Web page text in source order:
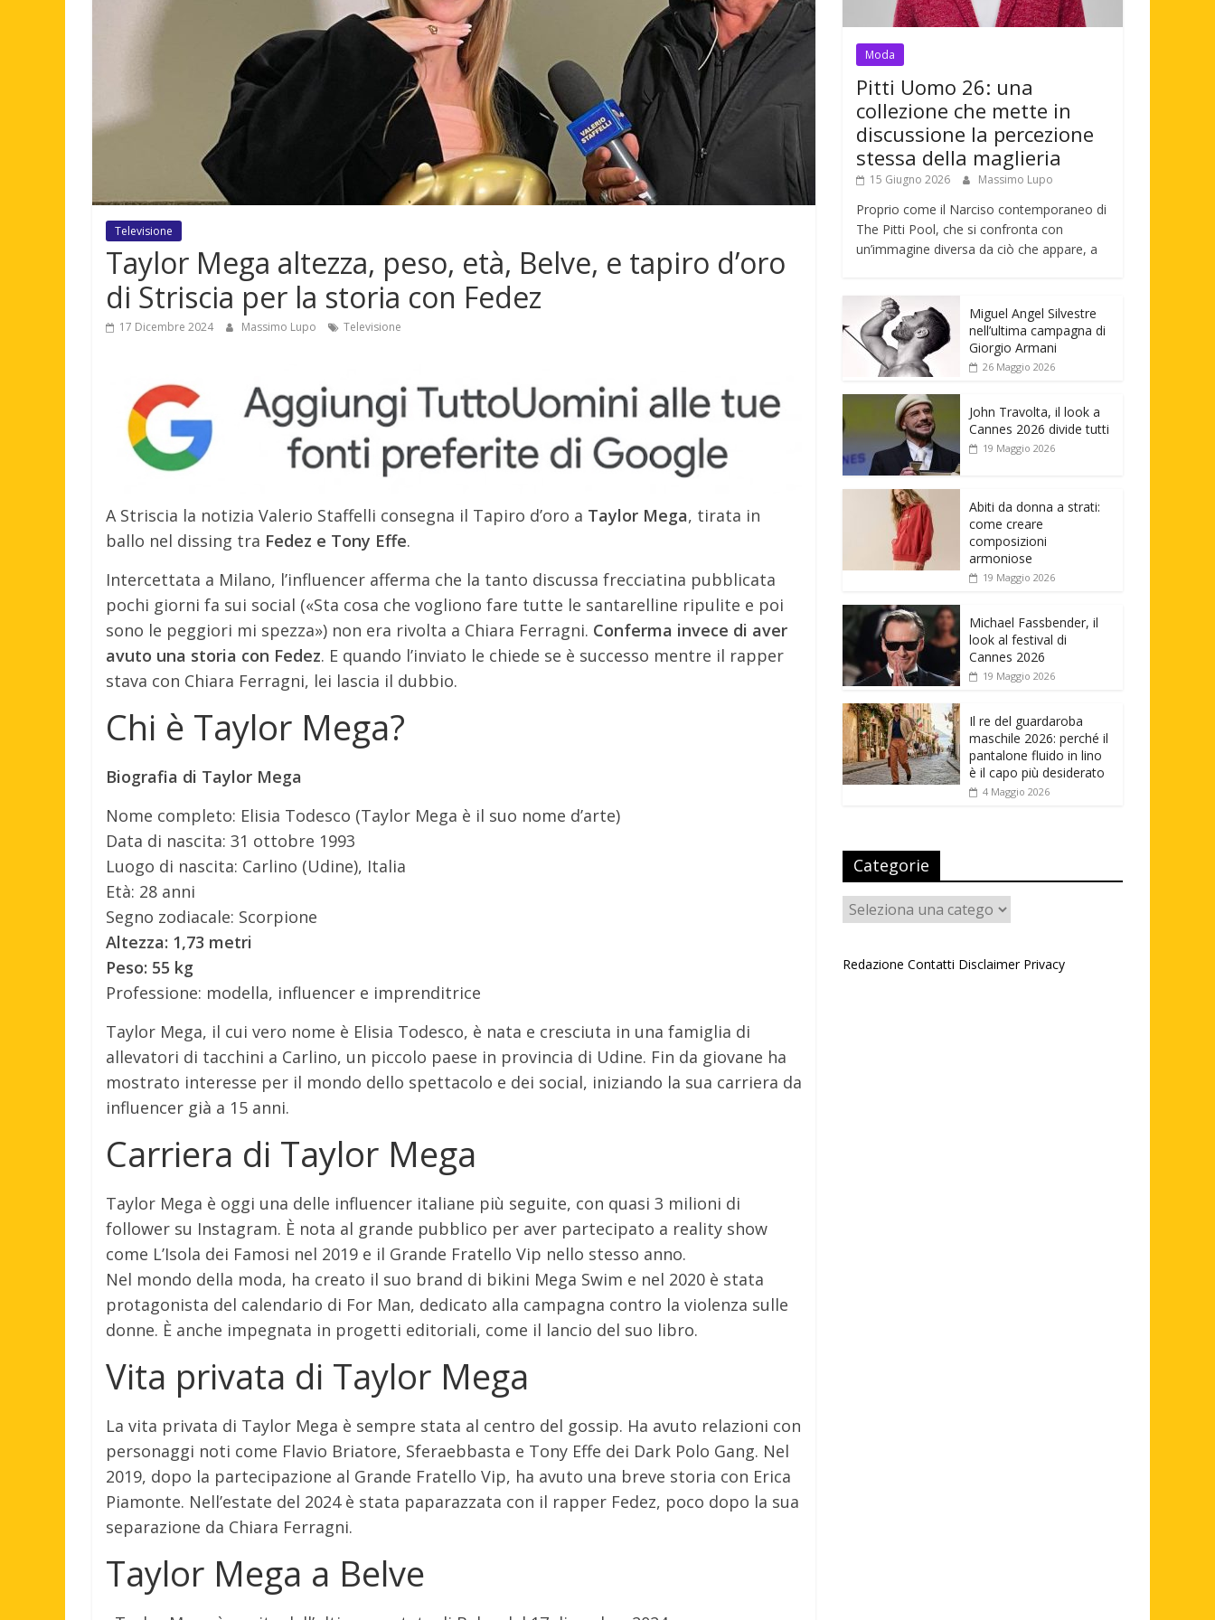
Televisione
Taylor Mega altezza, peso, età, Belve, e tapiro d’oro
di Striscia per la storia con Fedez
17 Dicembre 2024 Massimo Lupo Televisione
A Striscia la notizia Valerio Staffelli consegna il Tapiro d’oro a Taylor Mega, tirata in
ballo nel dissing tra Fedez e Tony Effe.
Intercettata a Milano, l’influencer afferma che la tanto discussa frecciatina pubblicata
pochi giorni fa sui social («Sta cosa che vogliono fare tutte le santarelline ripulite e poi
sono le peggiori mi spezza») non era rivolta a Chiara Ferragni. Conferma invece di aver
avuto una storia con Fedez. E quando l’inviato le chiede se è successo mentre il rapper
stava con Chiara Ferragni, lei lascia il dubbio.
Chi è Taylor Mega?
Biografia di Taylor Mega
Nome completo: Elisia Todesco (Taylor Mega è il suo nome d’arte)
Data di nascita: 31 ottobre 1993
Luogo di nascita: Carlino (Udine), Italia
Età: 28 anni
Segno zodiacale: Scorpione
Altezza: 1,73 metri
Peso: 55 kg
Professione: modella, influencer e imprenditrice
Taylor Mega, il cui vero nome è Elisia Todesco, è nata e cresciuta in una famiglia di
allevatori di tacchini a Carlino, un piccolo paese in provincia di Udine. Fin da giovane ha
mostrato interesse per il mondo dello spettacolo e dei social, iniziando la sua carriera da
influencer già a 15 anni.
Carriera di Taylor Mega
Taylor Mega è oggi una delle influencer italiane più seguite, con quasi 3 milioni di
follower su Instagram. È nota al grande pubblico per aver partecipato a reality show
come L’Isola dei Famosi nel 2019 e il Grande Fratello Vip nello stesso anno.
Nel mondo della moda, ha creato il suo brand di bikini Mega Swim e nel 2020 è stata
protagonista del calendario di For Man, dedicato alla campagna contro la violenza sulle
donne. È anche impegnata in progetti editoriali, come il lancio del suo libro.
Vita privata di Taylor Mega
La vita privata di Taylor Mega è sempre stata al centro del gossip. Ha avuto relazioni con
personaggi noti come Flavio Briatore, Sferaebbasta e Tony Effe dei Dark Polo Gang. Nel
2019, dopo la partecipazione al Grande Fratello Vip, ha avuto una breve storia con Erica
Piamonte. Nell’estate del 2024 è stata paparazzata con il rapper Fedez, poco dopo la sua
separazione da Chiara Ferragni.
Taylor Mega a Belve
Moda
Pitti Uomo 26: una
collezione che mette in
discussione la percezione
stessa della maglieria
15 Giugno 2026 Massimo Lupo
Proprio come il Narciso contemporaneo di
The Pitti Pool, che si confronta con
un’immagine diversa da ciò che appare, a
Miguel Angel Silvestre
nell’ultima campagna di
Giorgio Armani
26 Maggio 2026
John Travolta, il look a
Cannes 2026 divide tutti
19 Maggio 2026
Abiti da donna a strati:
come creare
composizioni
armoniose
19 Maggio 2026
Michael Fassbender, il
look al festival di
Cannes 2026
19 Maggio 2026
Il re del guardaroba
maschile 2026: perché il
pantalone fluido in lino
è il capo più desiderato
4 Maggio 2026
Categorie
Categorie
Redazione Contatti Disclaimer Privacy